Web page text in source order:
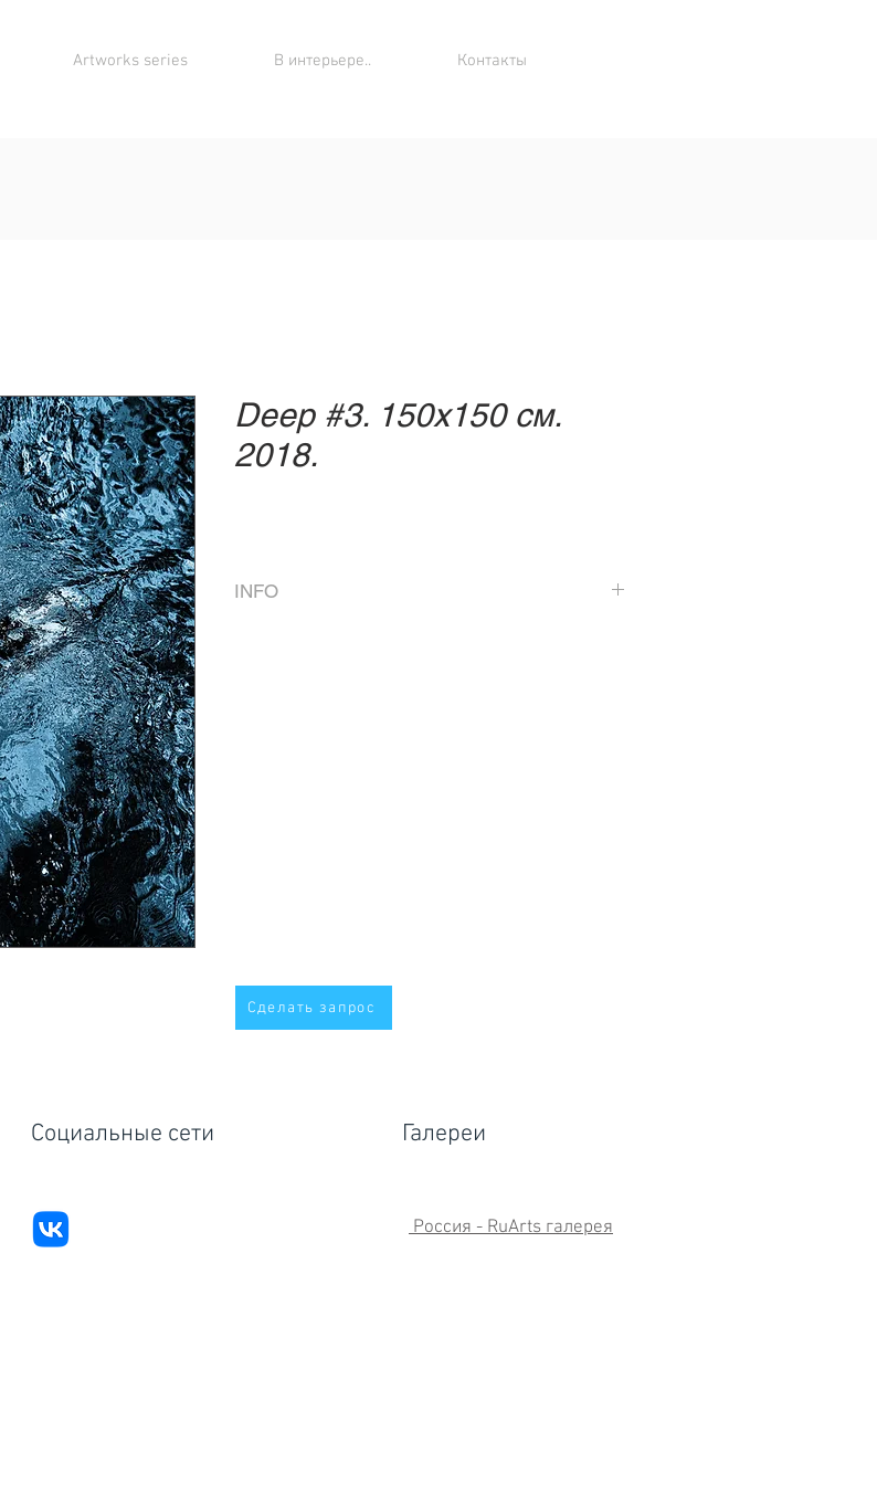
Artworks series В интерьере.. Контакты
Deep #3. 150х150 cм.
2018.
INFO
Сделать запрос
Социальные сети Галереи
Россия - RuArts галерея